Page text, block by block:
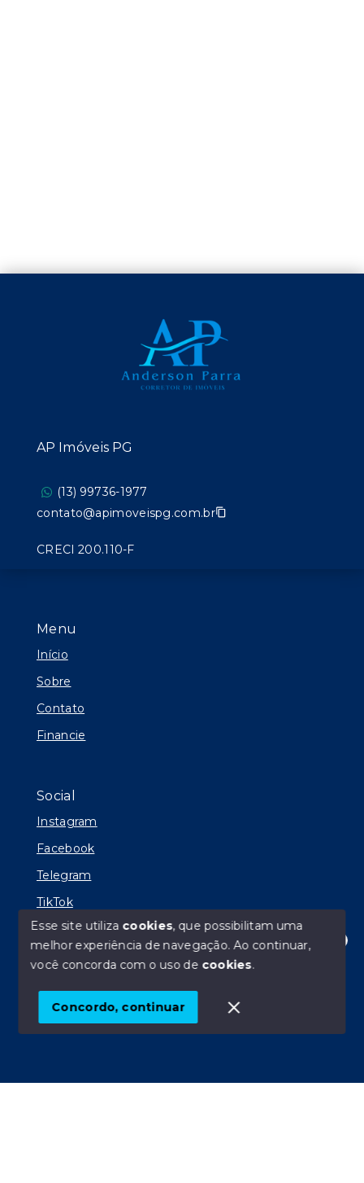
Olá! Estamos disponíveis para te ajudar.
Menu
Início
Sobre
Contato
Financie
Social
Instagram
Facebook
Telegram
TikTok
© Copyright 2026 - AP Imóveis PG - Todos os direitos
SITE PARA IMOBILIARIA
AP Imóveis PG
(13) 99736-1977
contato@apimoveispg.com.br
CRECI 200.110-F
Esse site utiliza cookies, que possibilitam uma
melhor experiência de navegação.Ao continuar,
você concorda com o uso de cookies.
Concordo, continuar